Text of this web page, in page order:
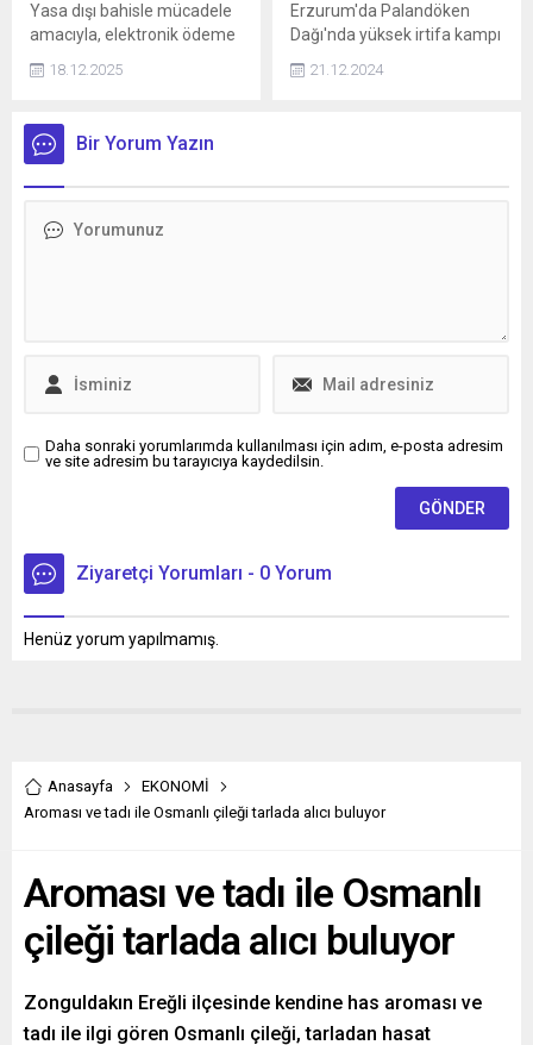
Yasa dışı bahisle mücadele
amacıyla, elektronik ödeme
açılışlarında biyometrik
kartı ile kimlik teyidi zorunlu
olacak. Bunun yanı sıra
kullanıcıların çipli
18.12.2025
Erzurum'da Palandöken
Dağı'nda yüksek irtifa kampı
tırmanışı esnasında çığ
21.12.2024
Bir Yorum Yazın
Daha sonraki yorumlarımda kullanılması için adım, e-posta adresim
ve site adresim bu tarayıcıya kaydedilsin.
Ziyaretçi Yorumları - 0 Yorum
Henüz yorum yapılmamış.
Anasayfa
EKONOMİ
Aroması ve tadı ile Osmanlı çileği tarlada alıcı buluyor
Aroması ve tadı ile Osmanlı
çileği tarlada alıcı buluyor
Zonguldakın Ereğli ilçesinde kendine has aroması ve
tadı ile ilgi gören Osmanlı çileği, tarladan hasat